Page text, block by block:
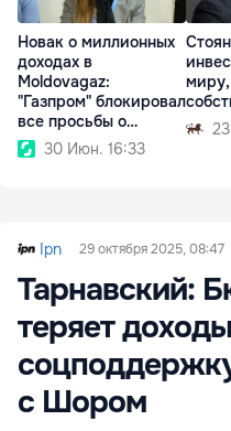
Новак о миллионных
доходах в
Moldovagaz:
"Газпром" блокировал
все просьбы о
снижении
30 Июн. 16:33
Ipn 29 октября 2025, 08:47
Тарнавский:
теряет
с Шором